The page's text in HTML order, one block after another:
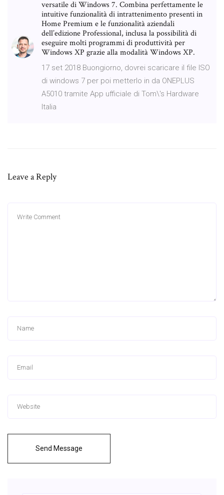
versatile di Windows 7. Combina perfettamente le
intuitive funzionalità di intrattenimento presenti in
Home Premium e le funzionalità aziendali
dell’edizione Professional, inclusa la possibilità di
eseguire molti programmi di produttività per
Windows XP grazie alla modalità Windows XP.
17 set 2018 Buongiorno, dovrei scaricare il file ISO
di windows 7 per poi metterlo in da ONEPLUS
A5010 tramite App ufficiale di Tom\'s Hardware
Italia
Leave a Reply
Send Message